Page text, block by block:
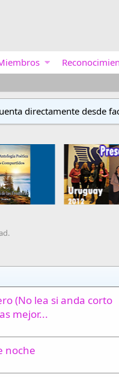
directamente desde
(No lea si anda corto
mejor...
noche